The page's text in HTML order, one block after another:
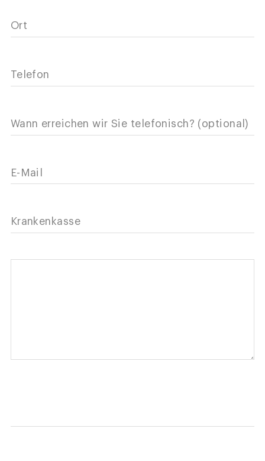
Ort
Telefon
Wann erreichen wir Sie telefonisch? (optional)
E-Mail
Krankenkasse